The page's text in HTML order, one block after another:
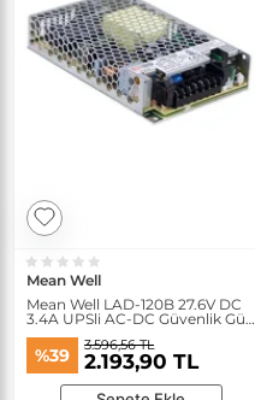
Mean Well
Mean Well LAD-120B 27.6V DC
3.4A UPSli AC-DC Güvenlik Güç
%39 3.596,56 TL
2.193,90 TL